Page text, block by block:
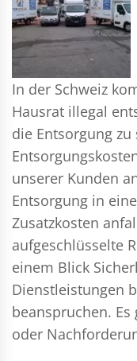
In der Schweiz
Hausrat illegal
die Entsorgung
unserer Kunden
Entsorgung in
Zusatzkosten
aufgeschlüsselte
einem Blick
Dienstleistungen
beanspruchen.
oder